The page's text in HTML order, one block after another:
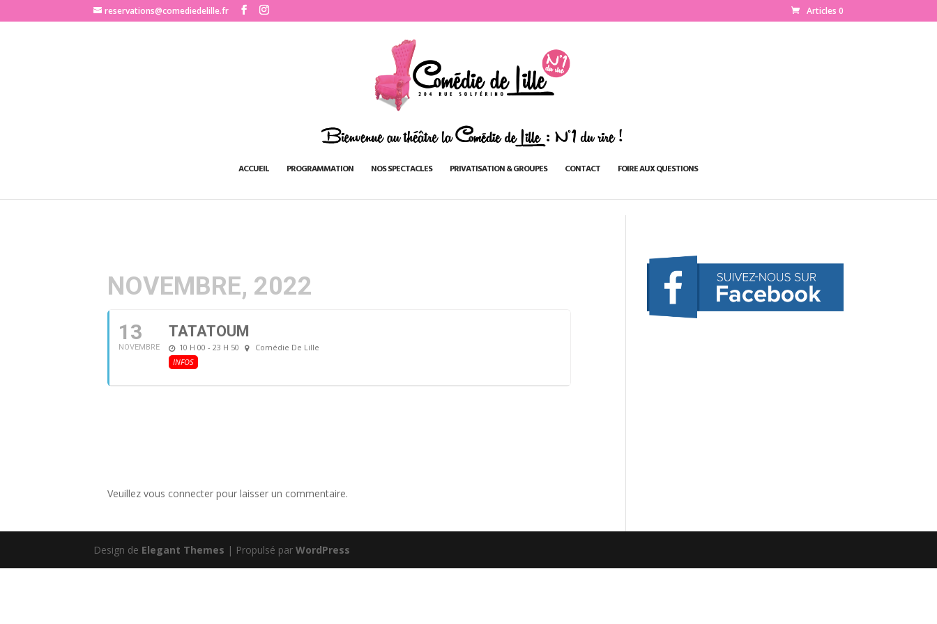
http://www.comediedelille.frreservations@comediedelille.fr Articles 0
ACCUEIL PROGRAMMATION NOS SPECTACLES PRIVATISATION & GROUPES CONTACT FOIRE AUX QUESTIONS
NOVEMBRE, 2022
13
NOVEMBRE
TATATOUM
10 H 00 - 23 H 50
Comédie De Lille
INFOS
Veuillez vous connecter pour laisser un commentaire.
Design de Elegant Themes | Propulsé parWordPress